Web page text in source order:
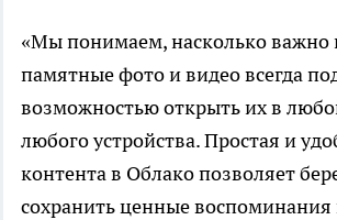
«Мы понимаем, насколько важно
памятные фото и видео всегда
возможностью открыть их в
любого устройства. Простая и
контента в Облако позволяет
сохранить ценные воспоминания